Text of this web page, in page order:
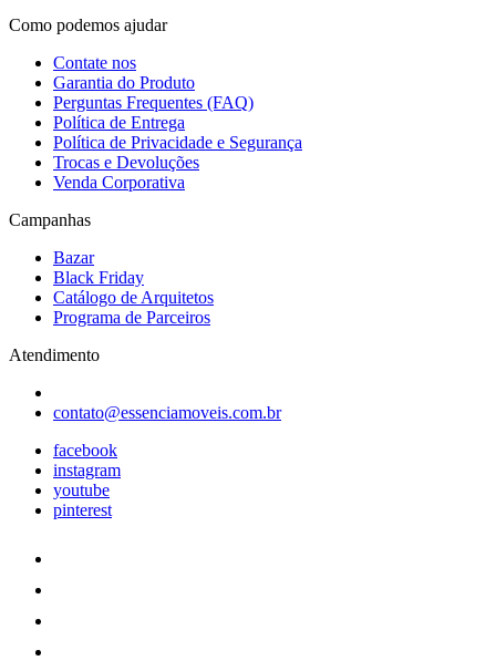
Como podemos ajudar
Contate nos
Garantia do Produto
Perguntas Frequentes (FAQ)
Política de Entrega
Política de Privacidade e Segurança
Trocas e Devoluções
Venda Corporativa
Campanhas
Bazar
Black Friday
Catálogo de Arquitetos
Programa de Parceiros
Atendimento
contato@essenciamoveis.com.br
facebook
instagram
youtube
pinterest